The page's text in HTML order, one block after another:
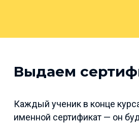
Выдаем
Каждый ученик в конце
именной сертификат — он